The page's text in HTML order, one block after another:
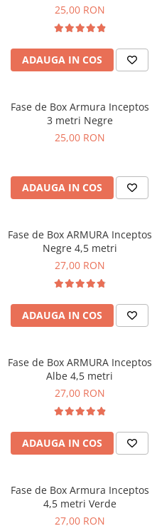
25,00 RON
ADAUGA IN COS
Fase de Box Armura Inceptos
3 metri Negre
25,00 RON
ADAUGA IN COS
Fase de Box ARMURA Inceptos
Negre 4,5 metri
27,00 RON
ADAUGA IN COS
Fase de Box ARMURA Inceptos
Albe 4,5 metri
27,00 RON
ADAUGA IN COS
Fase de Box Armura Inceptos
4,5 metri Verde
27,00 RON